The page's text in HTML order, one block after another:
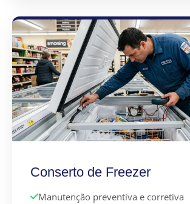
Conserto de Freezer
Manutenção preventiva e corretiva